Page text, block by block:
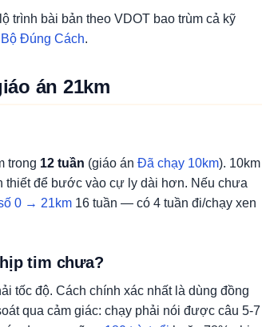
trình bài bản theo VDOT bao trùm cả kỹ
Đúng Cách.
án 21km
trong 12 tuần (giáo án Đã chạy 10km). 10km
thiết để bước vào cự ly dài hơn. Nếu chưa
0 → 21km 16 tuần — có 4 tuần đi/chạy xen
tim chưa?
tốc độ. Cách chính xác nhất là dùng đồng
qua cảm giác: chạy phải nói được câu 5-7